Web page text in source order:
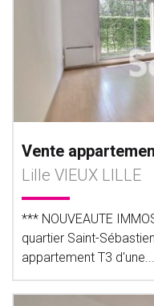
Vente
Lille VIEUX LILLE
*** NOUVEAUTE
quartier Saint-
appartement T3